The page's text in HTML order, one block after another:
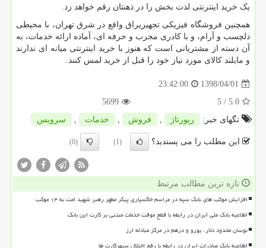
یک خرید اینترنتی لذت بخش را در ذهنتان رقم خواهد زد.
همچنین فروشگاه فیزیکی تجهیزیراق واقع در شرق تهران، با محیطی
دلچسب و آرام، و با کادری مجرب و حرفه ای، آماده ارائه خدمات، به
آن دسته از مشتریانی است که هنوز با خرید اینترنتی میانه ای ندارند
و مایلند کالای مورد نیاز خود را قبل از خرید لمس کنند.
1398/04/01
23:42:00
5.0
/ 5
5699
تگهای خبر:
رپورتاژ , فروش , خدمات , سرویس
این مطلب را می پسندید؟ (1)
(0)
تازه ترین مطالب مرتبط
افزایش موکب های بانک سپه در مراسم خاکسپاری پیکر مطهر رهبر شهید امت به ۱۴ موکب
اطلاعیه بانک ملی ایران در رابطه با قطع موقت خدمات مبتنی بر کارت این بانک
نوسان محدود دلار، یورو و درهم در مرکز مبادله ارز